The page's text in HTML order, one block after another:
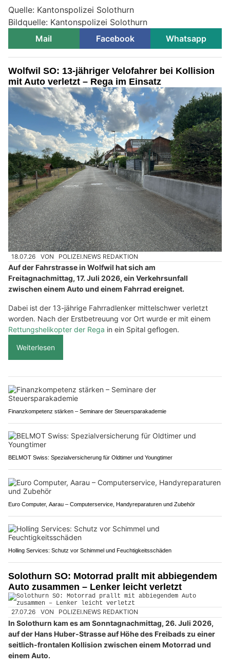
Quelle: Kantonspolizei Solothurn
Bildquelle: Kantonspolizei Solothurn
Mail
Facebook Whatsapp
Wolfwil SO: 13-jähriger Velofahrer bei Kollision
mit Auto verletzt – Rega im Einsatz
18.07.26 VON POLIZEI.NEWS REDAKTION
Auf der Fahrstrasse in Wolfwil hat sich am
Freitagnachmittag, 17. Juli 2026, ein Verkehrsunfall
zwischen einem Auto und einem Fahrrad ereignet.
Dabei ist der 13-jährige Fahrradlenker mittelschwer verletzt
worden. Nach der Erstbetreuung vor Ort wurde er mit einem
Rettungshelikopter der Rega in ein Spital geflogen.
Weiterlesen
Finanzkompetenz stärken – Seminare der Steuersparakademie
BELMOT Swiss: Spezialversicherung für Oldtimer und Youngtimer
Euro Computer, Aarau – Computerservice, Handyreparaturen und Zubehör
Holling Services: Schutz vor Schimmel und Feuchtigkeitsschäden
Solothurn SO: Motorrad prallt mit abbiegendem
Auto zusammen – Lenker leicht verletzt
27.07.26 VON POLIZEI.NEWS REDAKTION
In Solothurn kam es am Sonntagnachmittag, 26. Juli 2026,
auf der Hans Huber-Strasse auf Höhe des Freibads zu einer
seitlich-frontalen Kollision zwischen einem Motorrad und
einem Auto.